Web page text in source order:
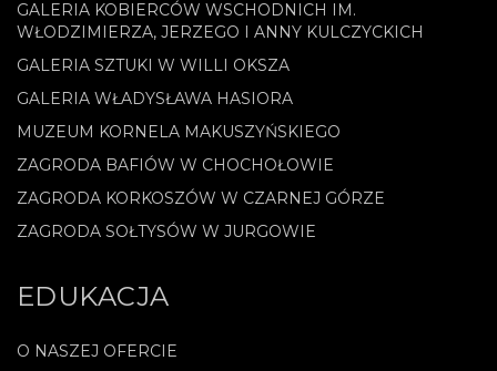
GALERIA KOBIERCÓW WSCHODNICH IM.
WŁODZIMIERZA, JERZEGO I ANNY KULCZYCKICH
GALERIA SZTUKI W WILLI OKSZA
GALERIA WŁADYSŁAWA HASIORA
MUZEUM KORNELA MAKUSZYŃSKIEGO
ZAGRODA BAFIÓW W CHOCHOŁOWIE
ZAGRODA KORKOSZÓW W CZARNEJ GÓRZE
ZAGRODA SOŁTYSÓW W JURGOWIE
EDUKACJA
O NASZEJ OFERCIE